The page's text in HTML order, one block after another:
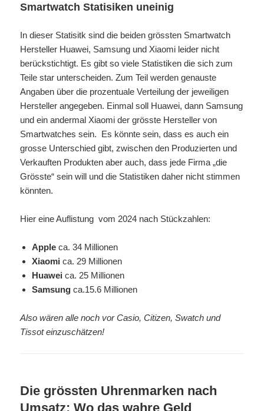
Smartwatch Statisiken uneinig
In dieser Statisitk sind die beiden grössten Smartwatch
Hersteller Huawei, Samsung und Xiaomi leider nicht
berückstichtigt. Es gibt so viele Statistiken die sich zum
Teile star unterscheiden. Zum Teil werden genauste
Angaben über die prozentuale Verteilung der jeweiligen
Hersteller angegeben. Einmal soll Huawei, dann Samsung
und ein andermal Xiaomi der grösste Hersteller von
Smartwatches sein. Es könnte sein, dass es auch ein
grosse Unterschied gibt, zwischen den Produzierten und
Verkauften Produkten aber auch, dass jede Firma „die
Grösste“ sein will und die Statistiken daher nicht stimmen
könnten.
Hier eine Auflistung vom 2024 nach Stückzahlen:
Apple ca. 34 Millionen
Xiaomi ca. 29 Millionen
Huawei ca. 25 Millionen
Samsung ca.15.6 Millionen
Also wären alle noch vor Casio, Citizen, Swatch und
Tissot einzuschätzen!
Die grössten Uhrenmarken nach
Umsatz: Wo das wahre Geld